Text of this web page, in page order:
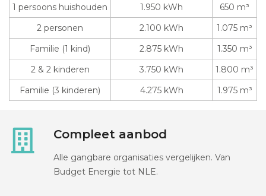
1 persoons huishouden
1.950 kWh
650 m³
2 personen
2.100 kWh
1.075 m³
Familie (1 kind)
2.875 kWh
1.350 m³
2 & 2 kinderen
3.750 kWh
1.800 m³
Familie (3 kinderen)
4.275 kWh 1.975 m³
Compleet aanbod
Alle gangbare organisaties vergelijken. Van
Budget Energie tot NLE.